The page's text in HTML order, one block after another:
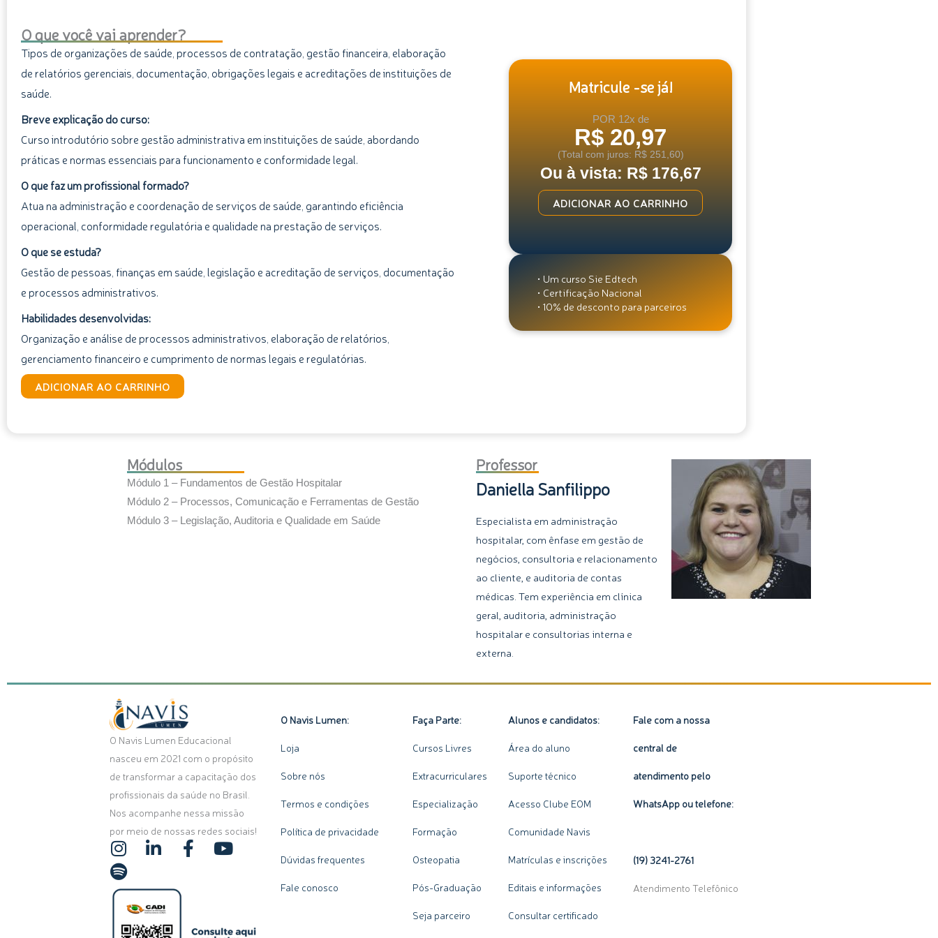
O que você vai aprender?
Tipos de organizações de saúde, processos de contratação, gestão financeira, elaboração
de relatórios gerenciais, documentação, obrigações legais e acreditações de instituições de
saúde.
Breve explicação do curso:
Curso introdutório sobre gestão administrativa em instituições de saúde, abordando
práticas e normas essenciais para funcionamento e conformidade legal.
O que faz um profissional formado?
Atua na administração e coordenação de serviços de saúde, garantindo eficiência
operacional, conformidade regulatória e qualidade na prestação de serviços.
O que se estuda?
Gestão de pessoas, finanças em saúde, legislação e acreditação de serviços, documentação
e processos administrativos.
Habilidades desenvolvidas:
Organização e análise de processos administrativos, elaboração de relatórios,
gerenciamento financeiro e cumprimento de normas legais e regulatórias.
Administração
Hospitalar
ADICIONAR AO CARRINHO
Matricule -se já!
POR 12x de
R$ 20,97
(Total com juros: R$ 251,60)
Ou à vista: R$ 176,67
Administração
Hospitalar
Prática
quantidade
ADICIONAR AO CARRINHO
• Um curso Sie Edtech
• Certificação Nacional
• 10% de desconto para parceiros
Módulos
Módulo 1 – Fundamentos de Gestão Hospitalar
Módulo 2 – Processos, Comunicação e Ferramentas de Gestão
Módulo 3 – Legislação, Auditoria e Qualidade em Saúde
Professor
Daniella Sanfilippo
Especialista em administração
hospitalar, com ênfase em gestão de
negócios, consultoria e relacionamento
ao cliente, e auditoria de contas
médicas. Tem experiência em clínica
geral, auditoria, administração
hospitalar e consultorias interna e
externa.
O Navis Lumen Educacional
nasceu em 2021 com o propósito
de transformar a capacitação dos
profissionais da saúde no Brasil.
Nos acompanhe nessa missão
por meio de nossas redes sociais!
I
n
s
t
L
k
e
F
a
Y
S
p
o
t
O Navis Lumen:
Loja
Sobre nós
Termos e condições
Política de privacidade
Dúvidas frequentes
Fale conosco
Faça Parte:
Cursos Livres
Extracurriculares
Especialização
Formação
Osteopatia
Pós-Graduação
Seja parceiro
Alunos e candidatos:
Área do aluno
Suporte técnico
Acesso Clube EOM
Comunidade Navis
Matrículas e inscrições
Editais e informações
Consultar certificado
Fale com a nossa
central de
atendimento pelo
WhatsApp ou telefone:
(19) 3241-2761
Atendimento Telefônico